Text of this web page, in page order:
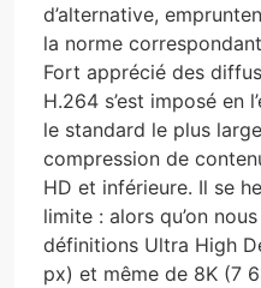
d’alternative,
la norme
Fort apprécié des
H.264 s’est imposé en
le standard le plus
compression de
HD et inférieure. Il se
limite : alors qu’on
définitions Ultra High
px) et même de 8K (7